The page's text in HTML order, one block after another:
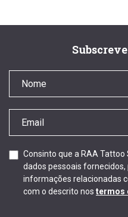
Consinto que a RAA
dados pessoais
informações relacionadas
com o descrito nos termos